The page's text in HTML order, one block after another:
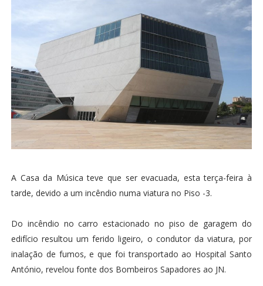
A Casa da Música teve que ser evacuada, esta terça-feira à
tarde, devido a um incêndio numa viatura no Piso -3.
Do incêndio no carro estacionado no piso de garagem do
edifício resultou um ferido ligeiro, o condutor da viatura, por
inalação de fumos, e que foi transportado ao Hospital Santo
António, revelou fonte dos Bombeiros Sapadores ao JN.